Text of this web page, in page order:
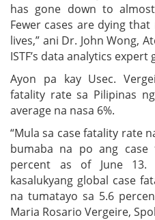
has gone down to
Fewer cases are dying
lives,” ani Dr. John Wong,
ISTF’s data analytics expert
Ayon pa kay Usec.
fatality rate sa Pilipinas
average na nasa 6%.
“Mula sa case fatality rate
bumaba na po ang
percent as of June
kasalukyang global case
na tumatayo sa 5.6
Maria Rosario Vergeire,